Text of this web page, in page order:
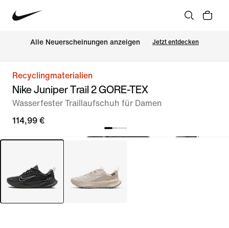
Alle Neuerscheinungen anzeigen Jetzt entdecken
Recyclingmaterialien
Nike Juniper Trail 2 GORE-TEX
Wasserfester Traillaufschuh für Damen
114,99 €